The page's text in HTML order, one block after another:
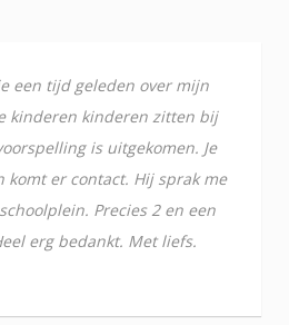
een tijd geleden over mijn
kinderen kinderen zitten bij
is uitgekomen. Je
komt er contact. Hij sprak me
Precies 2 en een
erg bedankt. Met liefs.